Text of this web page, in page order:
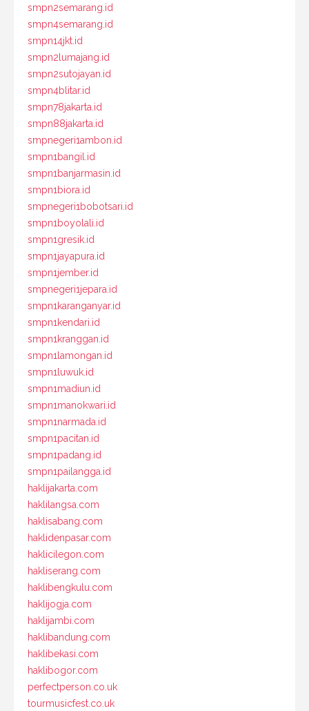
smpn2semarang.id
smpn4semarang.id
smpn14jkt.id
smpn2lumajang.id
smpn2sutojayan.id
smpn4blitar.id
smpn78jakarta.id
smpn88jakarta.id
smpnegeri1ambon.id
smpn1bangil.id
smpn1banjarmasin.id
smpn1biora.id
smpnegeri1bobotsari.id
smpn1boyolali.id
smpn1gresik.id
smpn1jayapura.id
smpn1jember.id
smpnegeri1jepara.id
smpn1karanganyar.id
smpn1kendari.id
smpn1kranggan.id
smpn1lamongan.id
smpn1luwuk.id
smpn1madiun.id
smpn1manokwari.id
smpn1narmada.id
smpn1pacitan.id
smpn1padang.id
smpn1pailangga.id
haklijakarta.com
haklilangsa.com
haklisabang.com
haklidenpasar.com
haklicilegon.com
hakliserang.com
haklibengkulu.com
haklijogja.com
haklijambi.com
haklibandung.com
haklibekasi.com
haklibogor.com
perfectperson.co.uk
tourmusicfest.co.uk